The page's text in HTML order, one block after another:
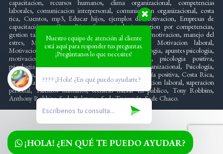
capacitacion, recursos humanos, clima organizacional, competencias
laborales, comunicacion interpersonal, comunicacion organizacional, costa
rica, Cuentos, mp3, Educar hijos, ejemplos de motivacion, Empresas de
capacitación en Costa Rica, foro, psicologia, gestion por competencias,
gestion talento, inteligencia emocional, liderazgo y motivacion, manejo del
estres, Mente, creativa, motivacion intrinseca, Motivacion laboral,
Motivacion, logro motivación, organizacional, Psicologia, apuntes psicologia,
motivacion psicologia, organizacional psicologia, psicologia positiva,
psicologia positiva aplicada, psicologia positiva organizacional, Psicología,
conducta, psicología del potencial humano, psicología positiva, Costa Rica,
Psicología positiva, organizacional, resilencia, satisfaccion laboral, superacion
personal, Talentos humanos, tecnicas hablar en publico, Tony Robbins,
Anthony Robbins. Sede Belgrano. Sede Tucumán. Sede Chaco.
Nuestro equipo de atención al cliente
está aquí para responder tus preguntas.
¡Pregúntanos lo que necesites!
???? ¡Hola! ¿En qué puedo ayudarte?
¡HOLA! ¿EN QUÉ TE PUEDO AYUDAR?